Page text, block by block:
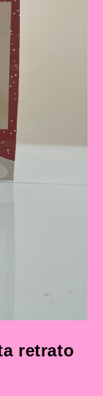
retrato